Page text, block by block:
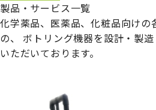
製品・サービス一覧
化学薬品、医薬品、化粧品向けの
の、
ボトリング機器を設計・製
いただいております。